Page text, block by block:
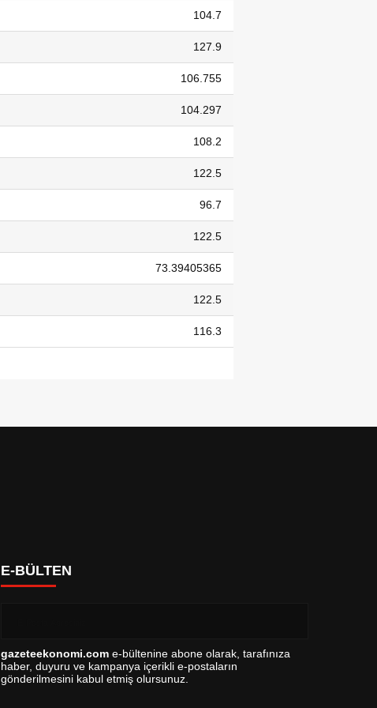
104.7
127.9
106.755
104.297
108.2
122.5
96.7
122.5
73.39405365
122.5
116.3
E-BÜLTEN
gazeteekonomi.com e-bültenine abone olarak, tarafınıza
haber, duyuru ve kampanya içerikli e-postaların
gönderilmesini kabul etmiş olursunuz.